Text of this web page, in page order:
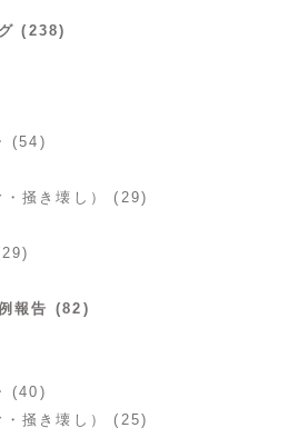
(238)
(54)
・掻き壊し） (29)
報告 (82)
(40)
・掻き壊し） (25)